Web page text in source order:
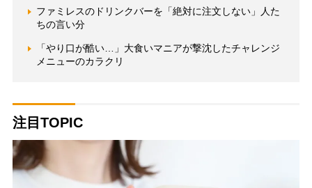
ファミレスのドリンクバーを「絶対に注文しない」人た
ちの言い分
「やり口が酷い…」大食いマニアが撃沈したチャレンジ
メニューのカラクリ
注目TOPIC